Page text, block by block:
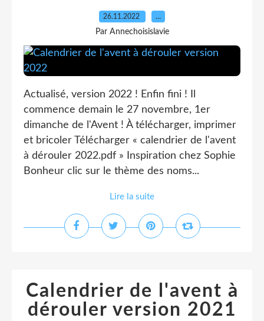
26.11.2022 …
Par Annechoisislavie
Actualisé, version 2022 ! Enfin fini ! Il
commence demain le 27 novembre, 1er
dimanche de l'Avent ! À télécharger, imprimer
et bricoler Télécharger « calendrier de l'avent
à dérouler 2022.pdf » Inspiration chez Sophie
Bonheur clic sur le thème des noms...
Lire la suite
Calendrier de l'avent à
dérouler version 2021